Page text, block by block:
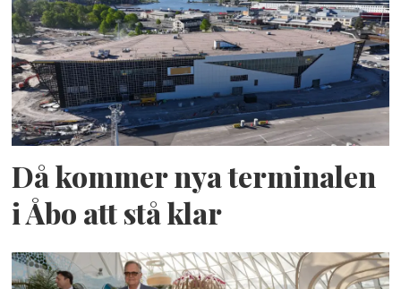
Då kommer nya terminalen
i Åbo att stå klar